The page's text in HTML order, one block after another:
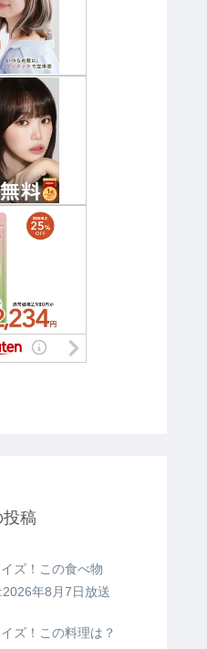
稿
ズ！この食べ物
年8月7日放送
ズ！この料理は？